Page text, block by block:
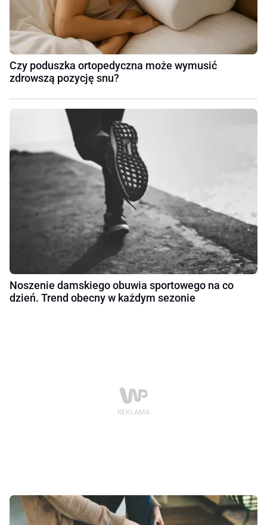
Czy poduszka ortopedyczna może wymusić
zdrowszą pozycję snu?
Noszenie damskiego obuwia sportowego na co
dzień. Trend obecny w każdym sezonie